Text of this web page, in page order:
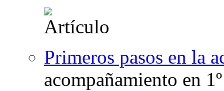
Primeros pasos en la
acompañamiento en